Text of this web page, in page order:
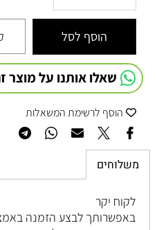
הוסף לסל
שאלו אותנו על מוצר
הוסף לרשימת המשאלות
משלוחים
לקוח יקר
באפשרותך לבצע הזמנה